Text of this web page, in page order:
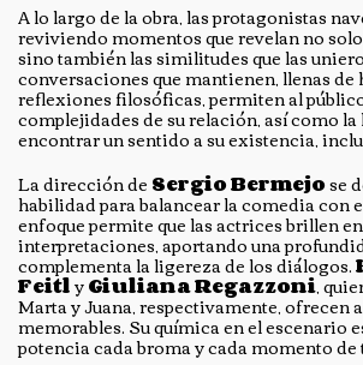
A lo largo de la obra, las protagonistas
reviviendo momentos que revelan no
sino también las similitudes que las
conversaciones que mantienen, llenas
reflexiones filosóficas, permiten al
complejidades de su relación, así como
encontrar un sentido a su existencia,
La dirección deSergio Bermejose
habilidad para balancear la comedia con
enfoque permite que las actrices brillen
interpretaciones, aportando una
complementa la ligereza de los diálogos.
FeitlyGiuliana Regazzoni,
Marta y Juana, respectivamente, ofrecen
memorables. Su química en el escenario
potencia cada broma y cada momento de